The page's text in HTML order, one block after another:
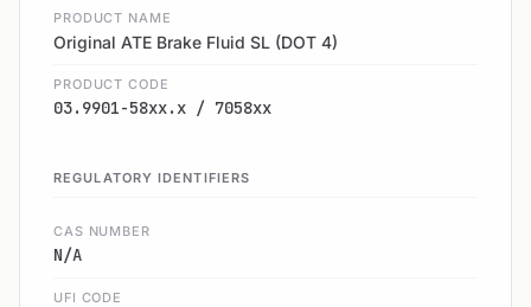
PRODUCT NAME
Original ATE Brake Fluid SL (DOT 4)
PRODUCT CODE
03.9901-58xx.x / 7058xx
REGULATORY IDENTIFIERS
CAS NUMBER
N/A
UFI CODE